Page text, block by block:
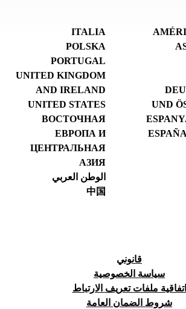
UND
ITALIA
POLSKA
PORTUGAL
UNITED KINGDOM
AND IRELAND
UNITED STATES
ВОСТОЧНАЯ
ЕВРОПА И
ЦЕНТРАЛЬНАЯ
АЗИЯ
الوطن العربي
中国
قانوني
سياسة الخصوصية
اتفاقية ملفات تعريف الارتباط
شروط الضمان العامة